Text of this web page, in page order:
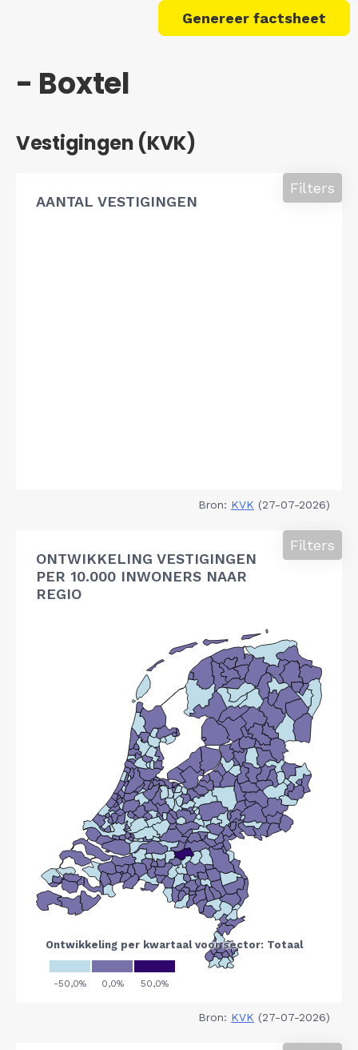
Genereer factsheet
- Boxtel
Vestigingen (KVK)
AANTAL VESTIGINGEN
Filters
Bron: KVK (27-07-2026)
ONTWIKKELING VESTIGINGEN
PER 10.000 INWONERS NAAR
REGIO
Filters
Bron: KVK (27-07-2026)